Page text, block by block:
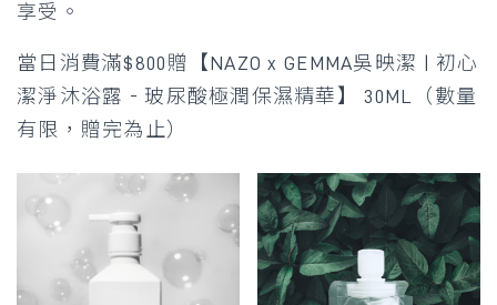
享受。
當日消費滿$800贈【NAZO x GEMMA吳映潔 | 初心
潔淨沐浴露 - 玻尿酸極潤保濕精華】 30ML（數量
有限，贈完為止）